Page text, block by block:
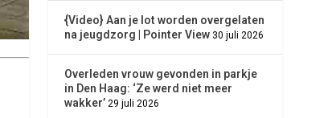
{Video} Aan je lot worden overgelaten
na jeugdzorg | Pointer View 30 juli 2026
Overleden vrouw gevonden in parkje
in Den Haag: ‘Ze werd niet meer
wakker’ 29 juli 2026